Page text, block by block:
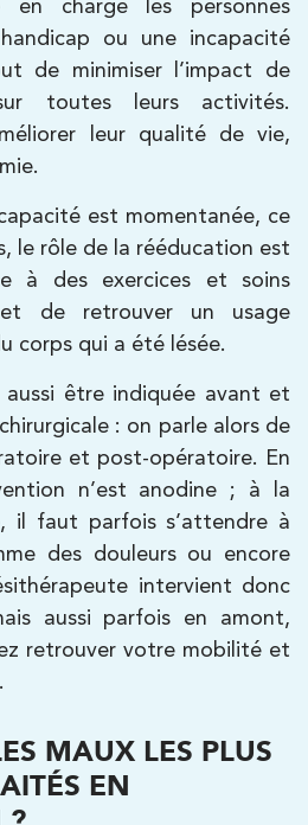
en charge les personnes
ou une incapacité
de minimiser l’impact de
toutes leurs activités.
leur qualité de vie,
est momentanée, ce
le rôle de la rééducation est
à des exercices et soins
de retrouver un usage
corps qui a été lésée.
être indiquée avant et
: on parle alors de
et post-opératoire. En
n’est anodine ; à la
il faut parfois s’attendre à
des douleurs ou encore
intervient donc
aussi parfois en amont,
retrouver votre mobilité et
MAUX LES PLUS
EN
radiologie… Olympe Imagerie
courts sur le Centre Olympe
votre kinésithérapeute !
avec balnéothérapie
75116 Paris
75116 Paris
75006 Paris